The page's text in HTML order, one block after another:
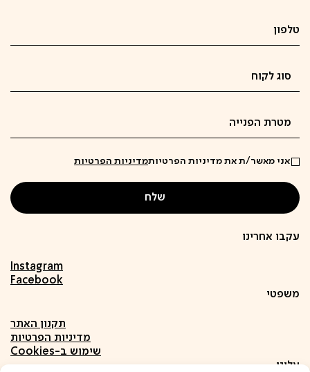
אני מאשר/ת את מדיניות הפרטיותמדיניות הפרטיות
עקבו אחרינו
Instagram
Facebook
משפטי
תקנון האתר
מדיניות הפרטיות
שימוש ב-Cookies
עלינו